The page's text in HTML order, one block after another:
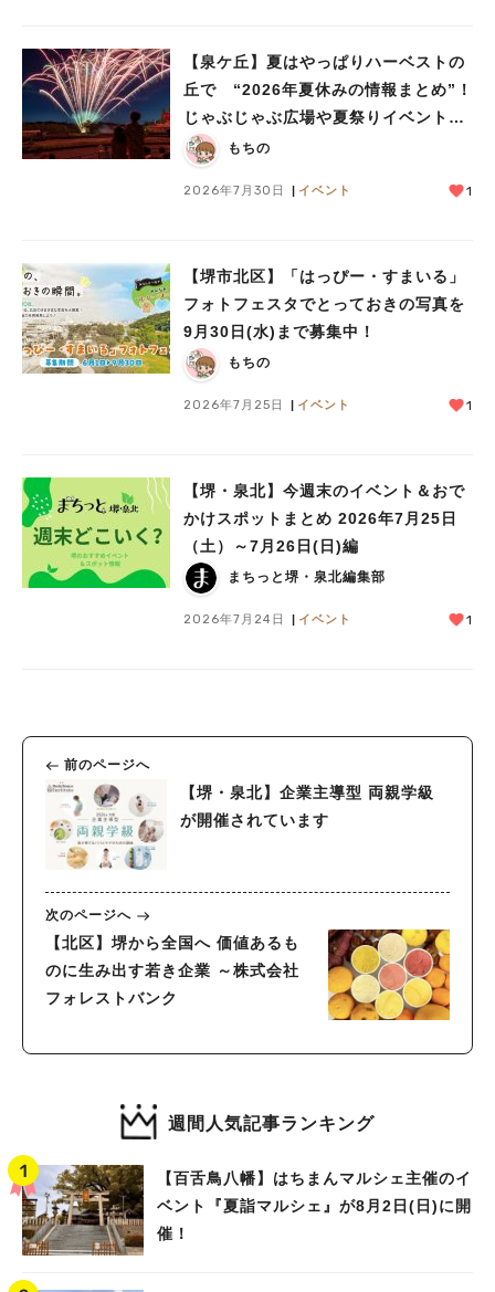
【泉ケ丘】夏はやっぱりハーベストの
丘で “2026年夏休みの情報まとめ”！
じゃぶじゃぶ広場や夏祭りイベントで
ミニ花火ショーも
もちの
2026年7月30日 イベント 1
【堺市北区】「はっぴー・すまいる」
フォトフェスタでとっておきの写真を
9月30日(水)まで募集中！
もちの
2026年7月25日 イベント 1
【堺・泉北】今週末のイベント＆おで
かけスポットまとめ 2026年7月25日
（土）～7月26日(日)編
まちっと堺・泉北編集部
2026年7月24日 イベント 1
前のページへ
【堺・泉北】企業主導型 両親学級
が開催されています
次のページへ
【北区】堺から全国へ 価値あるも
のに生み出す若き企業 ～株式会社
フォレストバンク
週間人気記事ランキング
【百舌鳥八幡】はちまんマルシェ主催のイ
ベント『夏詣マルシェ』が8月2日(日)に開
催！
人気のキーワード
#泉ヶ丘駅#栂・美木多駅 #光明池駅#なかもず駅#深井駅#ランチ#カフェ
#あなたはどっち？